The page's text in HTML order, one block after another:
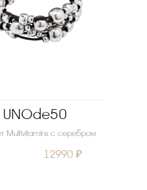
UNOde50
Multivitamins с серебром
12990 ₽